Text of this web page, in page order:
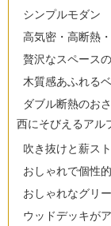
シンプルモダン
高気密・高断熱
贅沢なスペース
木質感あふれる
ダブル断熱のお
西にそびえるアル
吹き抜けと薪ス
おしゃれで個性
おしゃれなグリ
ウッドデッキが